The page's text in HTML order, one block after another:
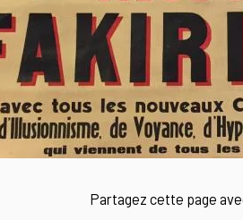
Partagez cette page